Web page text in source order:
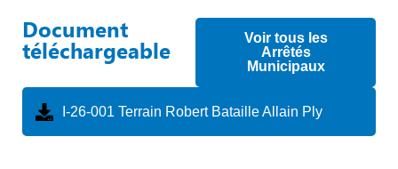
Document
téléchargeable
Voir tous les
Arrêtés
Municipaux
I-26-001 Terrain Robert Bataille Allain Ply